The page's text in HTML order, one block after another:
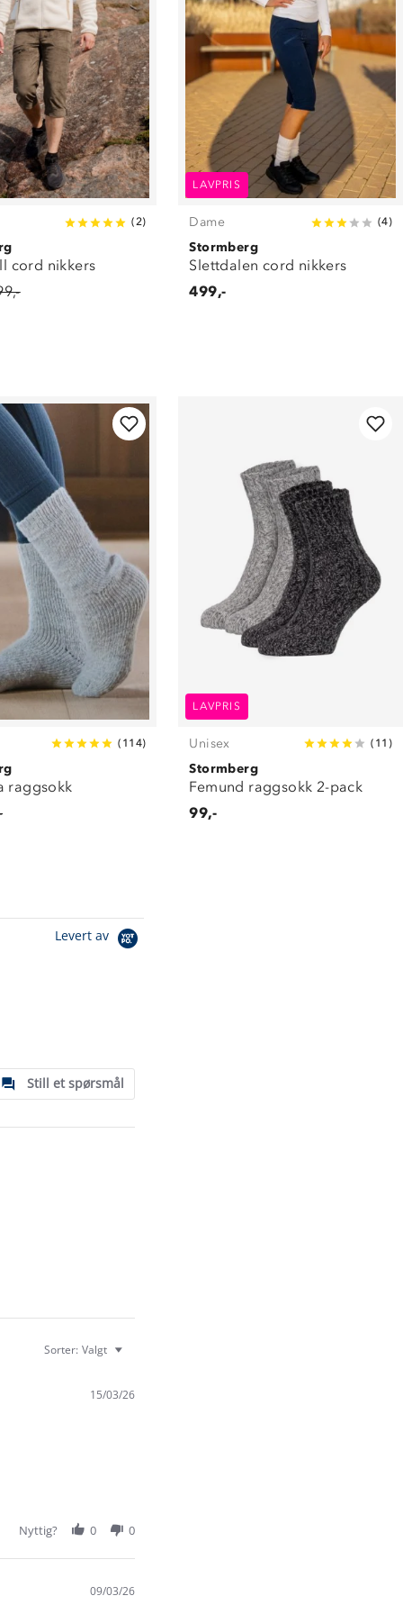
(2)
cord nikkers
LAVPRIS
Dame (4)
Stormberg
Slettdalen cord nikkers
499,-
( 114)
raggsokk
LAVPRIS
Unisex ( 11 )
Stormberg
Femund raggsokk 2-pack
99,-
Levert av
Still et spørsmål
Sorter: Valgt
15/03/26
Nyttig? 0 0
09/03/26